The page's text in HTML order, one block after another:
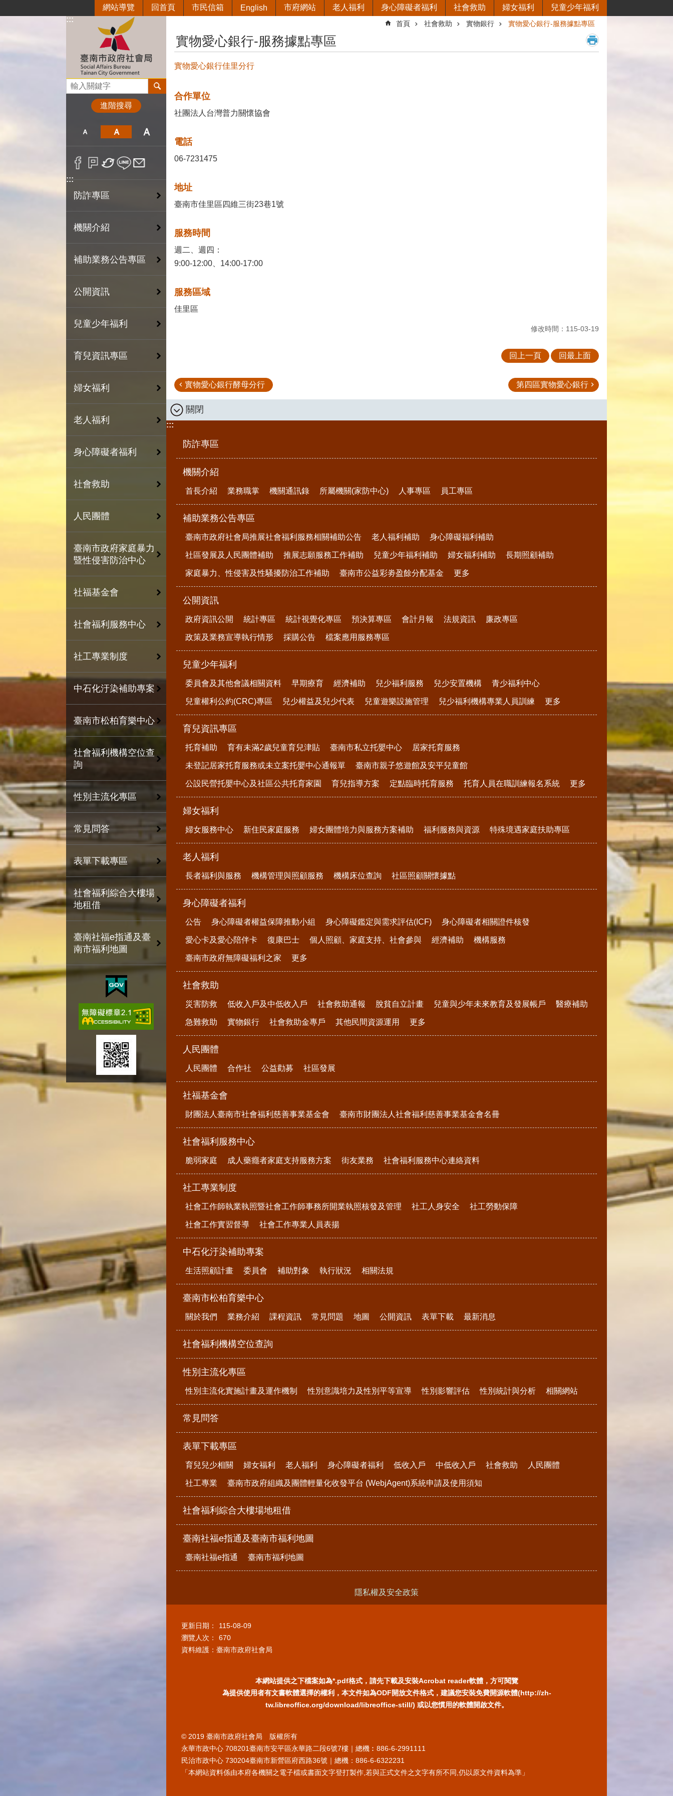
:::
網站導覽 回首頁 市民信箱 English 市府網站 老人福利 身心障礙者福利 社會救助 婦女福利 兒童少年福利
搜尋
進階搜尋
:::
防詐專區
機關介紹
補助業務公告專區
公開資訊
兒童少年福利
育兒資訊專區
婦女福利
老人福利
身心障礙者福利
社會救助
人民團體
臺南市政府家庭暴力
暨性侵害防治中心
社福基金會
社會福利服務中心
社工專業制度
中石化汙染補助專案
臺南市松柏育樂中心
社會福利機構空位查
詢
性別主流化專區
常見問答
表單下載專區
社會福利綜合大樓場
地租借
臺南社福e指通及臺
南市福利地圖
首頁 社會救助 實物銀行 實物愛心銀行-服務據點專區
實物愛心銀行-服務據點專區
實物愛心銀行佳里分行
合作單位
社團法人台灣普力關懷協會
電話
06-7231475
地址
臺南市佳里區四維三街23巷1號
服務時間
週二、週四：
9:00-12:00、14:00-17:00
服務區域
佳里區
修改時間：115-03-19
回上一頁 回最上面
實物愛心銀行酵母分行 第四區實物愛心銀行
關閉
:::
防詐專區
機關介紹
首長介紹 業務職掌 機關通訊錄 所屬機關(家防中心) 人事專區 員工專區
補助業務公告專區
臺南市政府社會局推展社會福利服務相關補助公告 老人福利補助 身心障礙福利補助
社區發展及人民團體補助 推展志願服務工作補助 兒童少年福利補助 婦女福利補助 長期照顧補助
家庭暴力、性侵害及性騷擾防治工作補助 臺南市公益彩劵盈餘分配基金 更多
公開資訊
政府資訊公開 統計專區 統計視覺化專區 預決算專區 會計月報 法規資訊 廉政專區
政策及業務宣導執行情形 採購公告 檔案應用服務專區
兒童少年福利
委員會及其他會議相關資料 早期療育 經濟補助 兒少福利服務 兒少安置機構 青少福利中心
兒童權利公約(CRC)專區 兒少權益及兒少代表 兒童遊樂設施管理 兒少福利機構專業人員訓練 更多
育兒資訊專區
托育補助 育有未滿2歲兒童育兒津貼 臺南市私立托嬰中心 居家托育服務
未登記居家托育服務或未立案托嬰中心通報單 臺南市親子悠遊館及安平兒童館
公設民營托嬰中心及社區公共托育家園 育兒指導方案 定點臨時托育服務 托育人員在職訓練報名系統 更多
婦女福利
婦女服務中心 新住民家庭服務 婦女團體培力與服務方案補助 福利服務與資源 特殊境遇家庭扶助專區
老人福利
長者福利與服務 機構管理與照顧服務 機構床位查詢 社區照顧關懷據點
身心障礙者福利
公告 身心障礙者權益保障推動小組 身心障礙鑑定與需求評估(ICF) 身心障礙者相關證件核發
愛心卡及愛心陪伴卡 復康巴士 個人照顧、家庭支持、社會參與 經濟補助 機構服務
臺南市政府無障礙福利之家 更多
社會救助
災害防救 低收入戶及中低收入戶 社會救助通報 脫貧自立計畫 兒童與少年未來教育及發展帳戶 醫療補助
急難救助 實物銀行 社會救助金專戶 其他民間資源運用 更多
人民團體
人民團體 合作社 公益勸募 社區發展
社福基金會
財團法人臺南市社會福利慈善事業基金會 臺南市財團法人社會福利慈善事業基金會名冊
社會福利服務中心
脆弱家庭 成人藥癮者家庭支持服務方案 街友業務 社會福利服務中心連絡資料
社工專業制度
社會工作師執業執照暨社會工作師事務所開業執照核發及管理 社工人身安全 社工勞動保障
社會工作實習督導 社會工作專業人員表揚
中石化汙染補助專案
生活照顧計畫 委員會 補助對象 執行狀況 相關法規
臺南市松柏育樂中心
關於我們 業務介紹 課程資訊 常見問題 地圖 公開資訊 表單下載 最新消息
社會福利機構空位查詢
性別主流化專區
性別主流化實施計畫及運作機制 性別意識培力及性別平等宣導 性別影響評估 性別統計與分析 相關網站
常見問答
表單下載專區
育兒兒少相關 婦女福利 老人福利 身心障礙者福利 低收入戶 中低收入戶 社會救助 人民團體
社工專業 臺南市政府組織及團體輕量化收發平台 (WebjAgent)系統申請及使用須知
社會福利綜合大樓場地租借
臺南社福e指通及臺南市福利地圖
臺南社福e指通 臺南市福利地圖
隱私權及安全政策
更新日期：
115-08-09
瀏覽人次：
670
資料維護：臺南市政府社會局
本網站提供之下檔案如為*.pdf格式，請先下載及安裝Acrobat reader軟體，方可閱覽
為提供使用者有文書軟體選擇的權利，本文件如為ODF開放文件格式，建議您安裝免費開源軟體(http://zh-
tw.libreoffice.org/download/libreoffice-still/) 或以您慣用的軟體開啟文件。
© 2019 臺南市政府社會局 版權所有
永華市政中心 708201臺南市安平區永華路二段6號7樓｜總機︰886-6-2991111
民治市政中心 730204臺南市新營區府西路36號｜總機：886-6-6322231
「本網站資料係由本府各機關之電子檔或書面文字登打製作,若與正式文件之文字有所不同,仍以原文件資料為準」